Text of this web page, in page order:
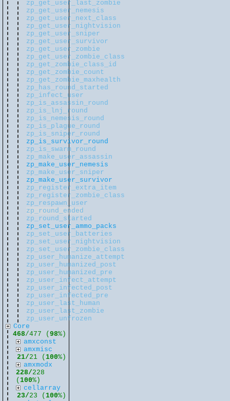
zp_get_user_last_zombie
zp_get_user_nemesis
zp_get_user_next_class
zp_get_user_nightvision
zp_get_user_sniper
zp_get_user_survivor
zp_get_user_zombie
zp_get_user_zombie_class
zp_get_zombie_class_id
zp_get_zombie_count
zp_get_zombie_maxhealth
zp_has_round_started
zp_infect_user
zp_is_assassin_round
zp_is_lnj_round
zp_is_nemesis_round
zp_is_plague_round
zp_is_sniper_round
zp_is_survivor_round
zp_is_swarm_round
zp_make_user_assassin
zp_make_user_nemesis
zp_make_user_sniper
zp_make_user_survivor
zp_register_extra_item
zp_register_zombie_class
zp_respawn_user
zp_round_ended
zp_round_started
zp_set_user_ammo_packs
zp_set_user_batteries
zp_set_user_nightvision
zp_set_user_zombie_class
zp_user_humanize_attempt
zp_user_humanized_post
zp_user_humanized_pre
zp_user_infect_attempt
zp_user_infected_post
zp_user_infected_pre
zp_user_last_human
zp_user_last_zombie
zp_user_unfrozen
Core
468/477 (98%)
amxconst
amxmisc
21/21 (100%)
amxmodx
228/228
( 100%)
cellarray
23/23 (100%)